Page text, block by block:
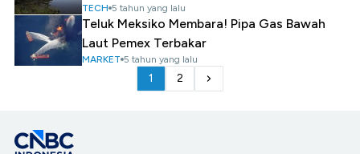
TECH 5 tahun yang lalu
Teluk Meksiko Membara! Pipa Gas Bawah
Laut Pemex Terbakar
MARKET 5 tahun yang lalu
1 2